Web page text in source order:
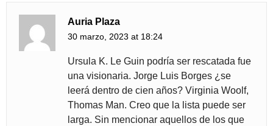
Auria Plaza
30 marzo, 2023 at 18:24
Ursula K. Le Guin podría ser rescatada fue
una visionaria. Jorge Luis Borges ¿se
leerá dentro de cien años? Virginia Woolf,
Thomas Man. Creo que la lista puede ser
larga. Sin mencionar aquellos de los que